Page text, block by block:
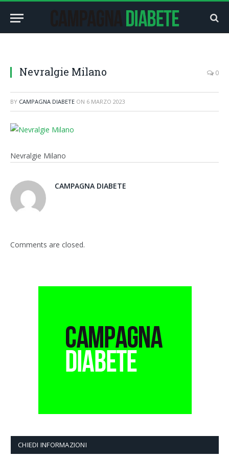
Nevralgie Milano 0
BY CAMPAGNA DIABETE ON 6 MARZO 2023
Nevralgie Milano
CAMPAGNA DIABETE
Comments are closed.
CHIEDI INFORMAZIONI